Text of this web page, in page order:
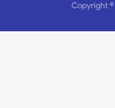
Copyright ©